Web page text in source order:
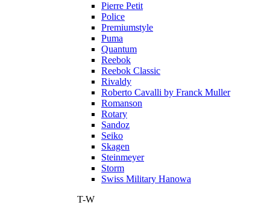
Pierre Petit
Police
Premiumstyle
Puma
Quantum
Reebok
Reebok Classic
Rivaldy
Roberto Cavalli by Franck Muller
Romanson
Rotary
Sandoz
Seiko
Skagen
Steinmeyer
Storm
Swiss Military Hanowa
T-W